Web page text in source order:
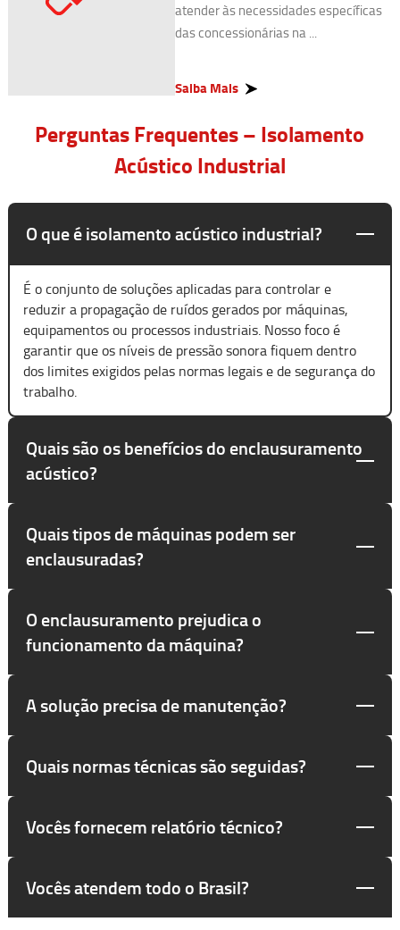
atender às necessidades específicas
das concessionárias na ...
Saiba Mais
Perguntas Frequentes – Isolamento
Acústico Industrial
O que é isolamento acústico industrial?
É o conjunto de soluções aplicadas para controlar e
reduzir a propagação de ruídos gerados por máquinas,
equipamentos ou processos industriais. Nosso foco é
garantir que os níveis de pressão sonora fiquem dentro
dos limites exigidos pelas normas legais e de segurança do
trabalho.
Quais são os benefícios do enclausuramento
acústico?
Quais tipos de máquinas podem ser
enclausuradas?
O enclausuramento prejudica o
funcionamento da máquina?
A solução precisa de manutenção?
Quais normas técnicas são seguidas?
Vocês fornecem relatório técnico?
Vocês atendem todo o Brasil?